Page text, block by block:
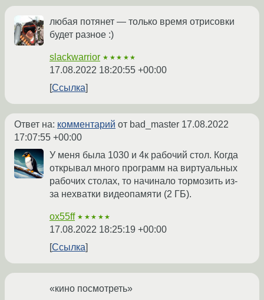
любая потянет — только время отрисовки
будет разное :)
slackwarrior ★★★★★
17.08.2022 18:20:55 +00:00
Ссылка
Ответ на: комментарий от bad_master 17.08.2022
17:07:55 +00:00
У меня была 1030 и 4к рабочий стол. Когда
открывал много программ на виртуальных
рабочих столах, то начинало тормозить из-
за нехватки видеопамяти (2 ГБ).
ox55ff ★★★★★
17.08.2022 18:25:19 +00:00
Ссылка
«кино посмотреть»